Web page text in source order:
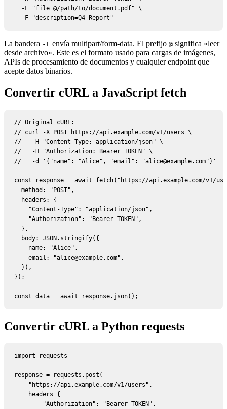
  -F "file=@/path/to/document.pdf" \
  -F "description=Q4 Report"
La bandera -F envía multipart/form-data. El prefijo @ significa «leer
desde archivo». Este es el formato usado para cargas de imágenes,
APIs de procesamiento de documentos y cualquier endpoint que
acepte datos binarios.
Convertir cURL a JavaScript fetch
// Original cURL:
// curl -X POST https://api.example.com/v1/users \
//   -H "Content-Type: application/json" \
//   -H "Authorization: Bearer TOKEN" \
//   -d '{"name": "Alice", "email": "alice@example.com"}'
const response = await fetch("https://api.example.com/v1/
  method: "POST",
  headers: {
    "Content-Type": "application/json",
    "Authorization": "Bearer TOKEN",
  },
  body: JSON.stringify({
    name: "Alice",
    email: "alice@example.com",
  }),
});
const data = await response.json();
Convertir cURL a Python requests
import requests
response = requests.post(
    "https://api.example.com/v1/users",
    headers={
        "Authorization": "Bearer TOKEN",